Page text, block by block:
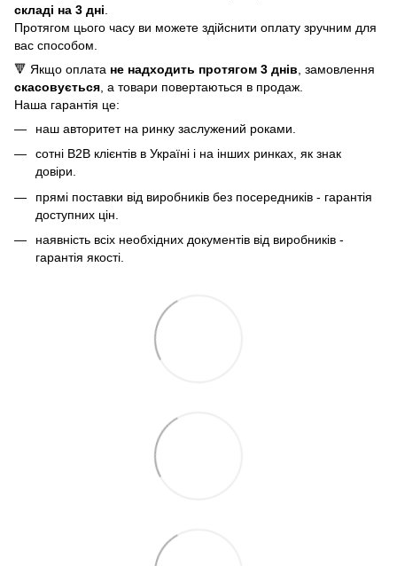
складі на 3 дні
Протягом цього часу ви можете здійснити оплату зручним для
вас способом.
🔻 Якщо оплата не надходить протягом 3 днів , замовлення
скасовується , а товари повертаються в продаж.
Наша гарантія це:
наш авторитет на ринку заслужений роками.
сотні B2B клієнтів в Україні і на інших ринках, як знак
довіри.
прямі поставки від виробників без посередників - гарантія
доступних цін.
наявність всіх необхідних документів від виробників -
гарантія якості.